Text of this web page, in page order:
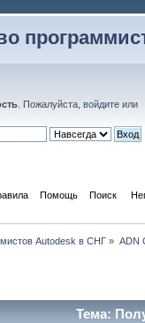
. Пожалуйста, войдите или
Помощь Поиск
Autodesk в СНГ » ADN
Тема: